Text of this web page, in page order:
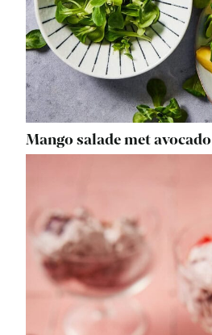
Mango salade met avocado